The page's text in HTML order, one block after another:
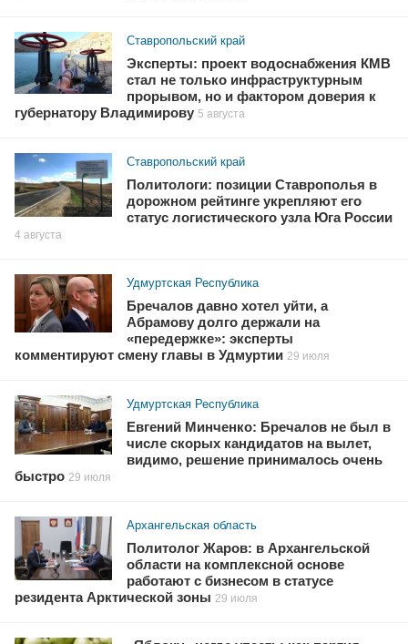
Ставропольский край
Эксперты: проект водоснабжения КМВ
стал не только инфраструктурным
прорывом, но и фактором доверия к
губернатору Владимирову 5 августа
Ставропольский край
Политологи: позиции Ставрополья в
дорожном рейтинге укрепляют его
статус логистического узла Юга России
4 августа
Удмуртская Республика
Бречалов давно хотел уйти, а
Абрамову долго держали на
«передержке»: эксперты
комментируют смену главы в Удмуртии 29 июля
Удмуртская Республика
Евгений Минченко: Бречалов не был в
числе скорых кандидатов на вылет,
видимо, решение принималось очень
быстро 29 июля
Архангельская область
Политолог Жаров: в Архангельской
области на комплексной основе
работают с бизнесом в статусе
резидента Арктической зоны 29 июля